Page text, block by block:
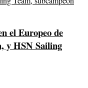
el Europeo de
y HSN Sailing